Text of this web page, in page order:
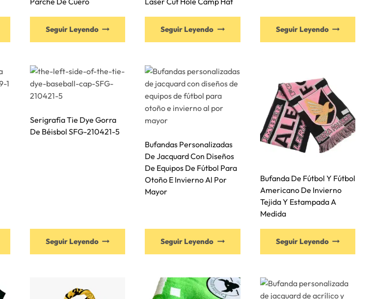
Seguir Leyendo Seguir Leyendo Seguir Leyendo
Serigrafía Tie Dye Gorra
De Béisbol SFG-210421-5
Seguir Leyendo
variantes.
Bufandas Personalizadas
De Jacquard Con Diseños
De Equipos De Fútbol Para
Otoño E Invierno Al Por
Mayor
Seguir Leyendo
Bufanda De Fútbol Y Fútbol
Americano De Invierno
Tejida Y Estampada A
Medida
Seguir Leyendo